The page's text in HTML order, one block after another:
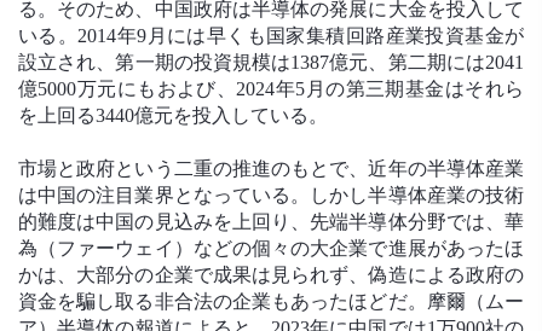
る。そのため、中国政府は半導体の発展に大金を投入して
いる。2014年9月には早くも国家集積回路産業投資基金が
設立され、第一期の投資規模は1387億元、第二期には2041
億5000万元にもおよび、2024年5月の第三期基金はそれら
を上回る3440億元を投入している。
市場と政府という二重の推進のもとで、近年の半導体産業
は中国の注目業界となっている。しかし半導体産業の技術
的難度は中国の見込みを上回り、先端半導体分野では、華
為（ファーウェイ）などの個々の大企業で進展があったほ
かは、大部分の企業で成果は見られず、偽造による政府の
資金を騙し取る非合法の企業もあったほどだ。摩爾（ムー